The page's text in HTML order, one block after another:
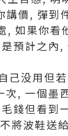
講價, 彈
如果你看
預計之
己没用但
, 一個墨
錢但看
將波鞋送